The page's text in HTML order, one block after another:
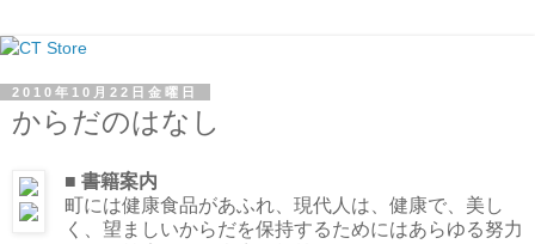
2010年10月22日金曜日
からだのはなし
■ 書籍案内
町には健康食品があふれ、現代人は、健康で、美し
く、望ましいからだを保持するためにはあらゆる努力